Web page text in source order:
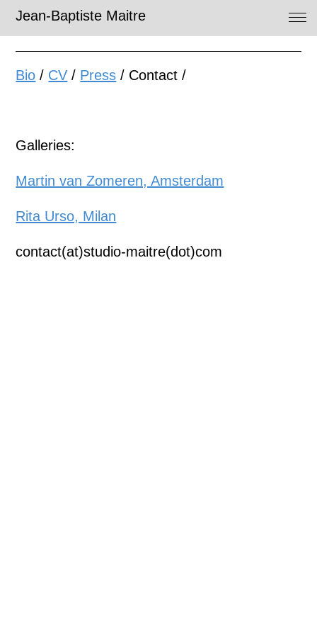
Jean-Baptiste Maitre
Bio / CV / Press / Contact /
Galleries:
Martin van Zomeren, Amsterdam
Rita Urso, Milan
contact(at)studio-maitre(dot)com